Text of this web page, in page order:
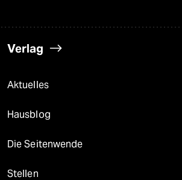
Verlag
Aktuelles
Hausblog
Die Seitenwende
Stellen